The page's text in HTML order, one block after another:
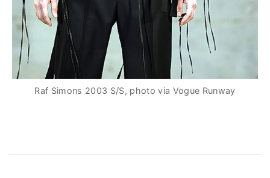
Raf Simons 2003 S/S, photo via Vogue Runway